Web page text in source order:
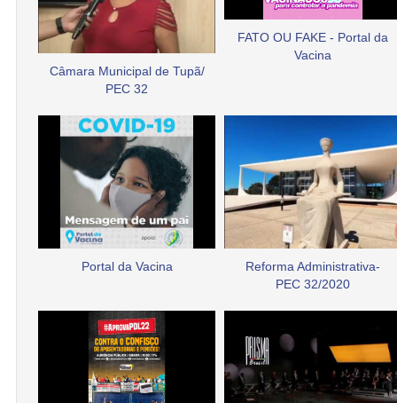
Câmara Municipal de Tupã/
PEC 32
FATO OU FAKE - Portal da
Vacina
Portal da Vacina
Reforma Administrativa-
PEC 32/2020